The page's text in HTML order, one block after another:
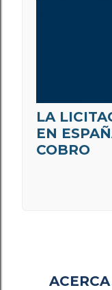
LA
EN
COBRO